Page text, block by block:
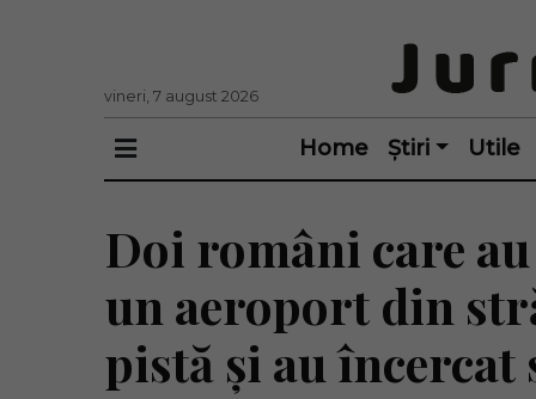
vineri, 7 august 2026
Home Știri Utile
Doi români care
un aeroport din
pistă și au încercat